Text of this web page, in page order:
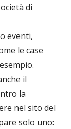
di
eventi,
le case
il
la
nel sito del
solo uno: